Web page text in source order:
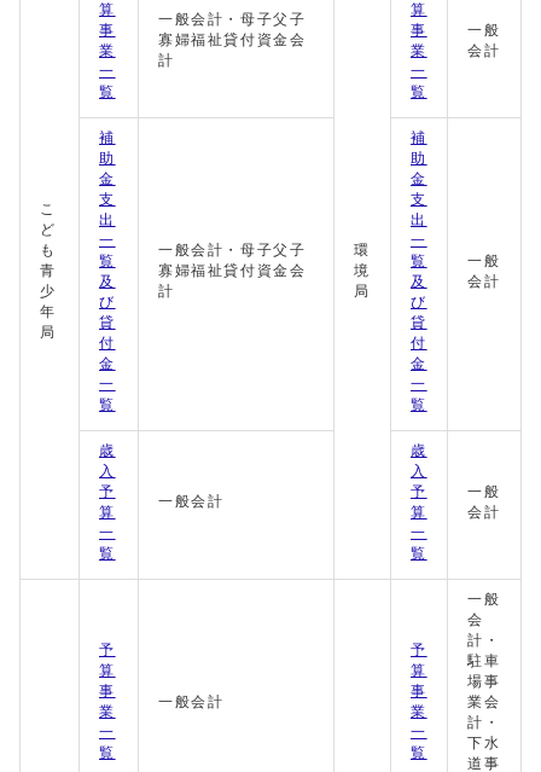
こ
ど
も
青
少
年
局
算
事
業
一
覧
一般会計・母子父子
寡婦福祉貸付資金会
計
環
境
局
算
事
業
一
覧
一般
会計
補
助
金
支
出
一
覧
及
び
貸
付
金
一
覧
一般会計・母子父子
寡婦福祉貸付資金会
計
補
助
金
支
出
一
覧
及
び
貸
付
金
一
覧
一般
会計
歳
入
予
算
一
覧
一般会計
歳
入
予
算
一
覧
一般
会計
予
算
事
業
一
覧
一般会計
予
算
事
業
一
覧
一般
会
計・
駐車
場事
業会
計・
下水
道事